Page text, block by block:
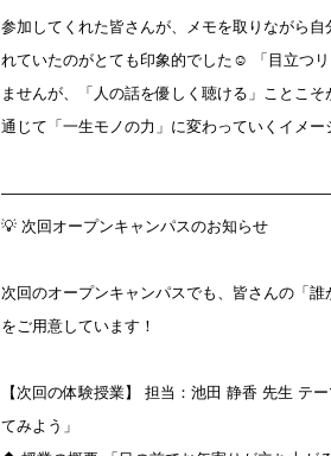
参加してくれた皆さんが、メモを取りながら
れていたのがとても印象的でした☺️ 「目立つ
ませんが、「人の話を優しく聴ける」ことこ
通じて「一生モノの力」に変わっていくイメー
💡 次回オープンキャンパスのお知らせ
次回のオープンキャンパスでも、皆さんの「
をご用意しています！
【次回の体験授業】 担当：池田 静香 先生 テ
てみよう」